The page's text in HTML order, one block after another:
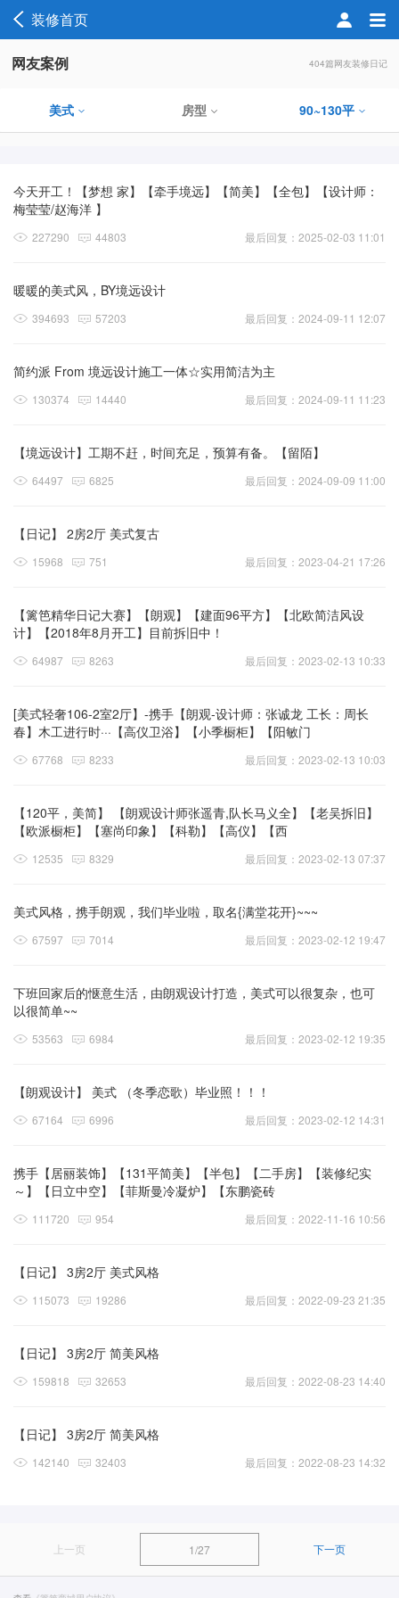
装修首页
404篇网友装修日记
网友案例
美式 房型 90~130平
今天开工！【梦想 家】【牵手境远】【简美】【全包】【设计师：
梅莹莹/赵海洋 】
最后回复：2025-02-03 11:01
227290 44803
暖暖的美式风，BY境远设计
最后回复：2024-09-11 12:07
394693 57203
简约派 From 境远设计施工一体☆实用简洁为主
最后回复：2024-09-11 11:23
130374 14440
【境远设计】工期不赶，时间充足，预算有备。【留陌】
最后回复：2024-09-09 11:00
64497 6825
【日记】 2房2厅 美式复古
最后回复：2023-04-21 17:26
15968 751
【篱笆精华日记大赛】【朗观】【建面96平方】【北欧简洁风设
计】【2018年8月开工】目前拆旧中！
最后回复：2023-02-13 10:33
64987 8263
[美式轻奢106-2室2厅】-携手【朗观-设计师：张诚龙 工长：周长
春】木工进行时···【高仪卫浴】【小季橱柜】【阳敏门
最后回复：2023-02-13 10:03
67768 8233
【120平，美简】 【朗观设计师张遥青,队长马义全】【老吴拆旧】
【欧派橱柜】【塞尚印象】【科勒】【高仪】【西
最后回复：2023-02-13 07:37
12535 8329
美式风格，携手朗观，我们毕业啦，取名{满堂花开}~~~
最后回复：2023-02-12 19:47
67597 7014
下班回家后的惬意生活，由朗观设计打造，美式可以很复杂，也可
以很简单~~
最后回复：2023-02-12 19:35
53563 6984
【朗观设计】 美式 （冬季恋歌）毕业照！！！
最后回复：2023-02-12 14:31
67164 6996
携手【居丽装饰】【131平简美】【半包】【二手房】【装修纪实
～】【日立中空】【菲斯曼冷凝炉】【东鹏瓷砖
最后回复：2022-11-16 10:56
111720 954
【日记】 3房2厅 美式风格
最后回复：2022-09-23 21:35
115073 19286
【日记】 3房2厅 简美风格
最后回复：2022-08-23 14:40
159818 32653
【日记】 3房2厅 简美风格
最后回复：2022-08-23 14:32
142140 32403
上一页 1/27 下一页